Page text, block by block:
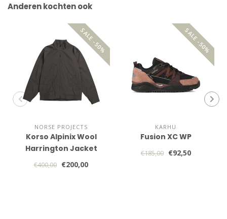
Anderen kochten ook
SALE -50%
NORSE PROJECTS
Korso Alpinix Wool
Harrington Jacket
€400,00 €200,00
SALE -50%
KARHU
Fusion XC WP
€185,00 €92,50